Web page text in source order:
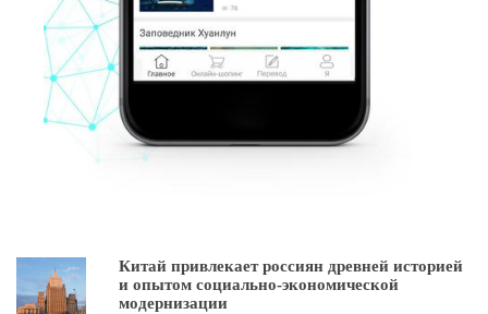
Китай привлекает россиян древней историей
и опытом социально-экономической
модернизации